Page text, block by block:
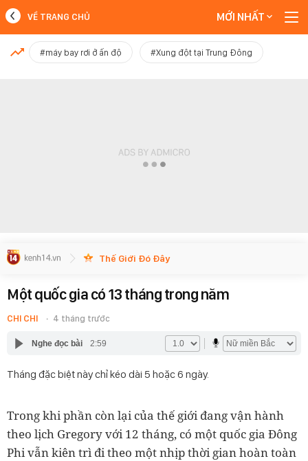
MỚI NHẤT
VỀ TRANG CHỦ MỚI NHẤT
#máy bay rơi ở ấn độ #Xung đột tại Trung Đông
Thế Giới Đó Đây
Một quốc gia có 13 tháng trong năm
CHI CHI 4 tháng trước
Nghe đọc bài 2:59
Tháng đặc biệt này chỉ kéo dài 5 hoặc 6 ngày.
Trong khi phần còn lại của thế giới đang vận hành
theo lịch Gregory với 12 tháng, có một quốc gia Đông
Phi vẫn kiên trì đi theo một nhịp thời gian hoàn toàn